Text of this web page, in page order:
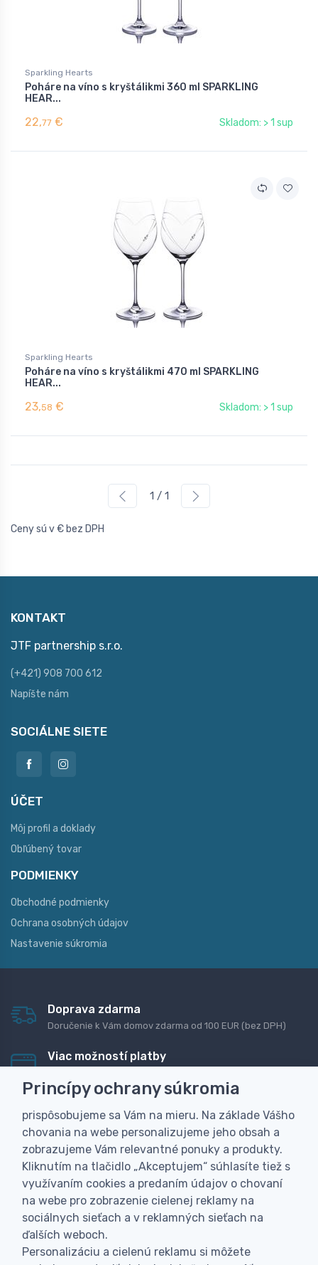
Sparkling Hearts
Poháre na víno s kryštálikmi 360 ml SPARKLING
HEAR...
22,77 € Skladom: > 1 sup
Sparkling Hearts
Poháre na víno s kryštálikmi 470 ml SPARKLING
HEAR...
23,58 € Skladom: > 1 sup
1 / 1
Ceny sú v € bez DPH
KONTAKT
JTF partnership s.r.o.
(+421) 908 700 612
Napíšte nám
SOCIÁLNE SIETE
ÚČET
Môj profil a doklady
Obľúbený tovar
PODMIENKY
Obchodné podmienky
Ochrana osobných údajov
Nastavenie súkromia
Doprava zdarma
Doručenie k Vám domov zdarma od 100 EUR (bez DPH)
Viac možností platby
dobierku
Personalizácia
Vyrobíme Vám vlastný originálny darček
Skúsenosť
Široký sortiment, z ktorého Vám pomôžeme vybrať
Princípy ochrany súkromia
prispôsobujeme sa Vám na mieru. Na základe Vášho
chovania na webe personalizujeme jeho obsah a
zobrazujeme Vám relevantné ponuky a produkty.
Kliknutím na tlačidlo „Akceptujem“ súhlasíte tiež s
využívaním cookies a predaním údajov o chovaní
na webe pro zobrazenie cielenej reklamy na
sociálnych sieťach a v reklamných sieťach na
ďalších weboch.
Personalizáciu a cielenú reklamu si môžete